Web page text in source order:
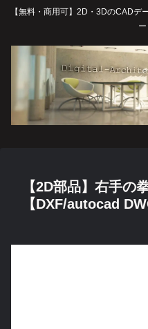
【無料・商用可】2D・3DのCADデ
【2D部品】右手の
【DXF/autocad